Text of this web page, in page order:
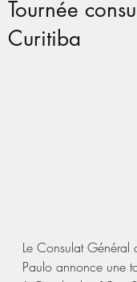
Tournée
Curitiba
Le Consulat Général
Paulo annonce une